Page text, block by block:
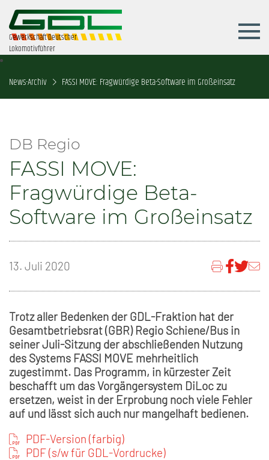
Gewerkschaft Deutscher
Lokomotivführer
News-Archiv FASSI MOVE: Fragwürdige Beta-Software im Großeinsatz
DB Regio
FASSI MOVE:
Fragwürdige Beta-
Software im Großeinsatz
13. Juli 2020
Trotz aller Bedenken der GDL-Fraktion hat der
Gesamtbetriebsrat (GBR) Regio Schiene/Bus in
seiner Juli-Sitzung der abschließenden Nutzung
des Systems FASSI MOVE mehrheitlich
zugestimmt. Das Programm, in kürzester Zeit
beschafft um das Vorgängersystem DiLoc zu
ersetzen, weist in der Erprobung noch viele Fehler
auf und lässt sich auch nur mangelhaft bedienen.
PDF-Version (farbig)
PDF (s/w für GDL-Vordrucke)